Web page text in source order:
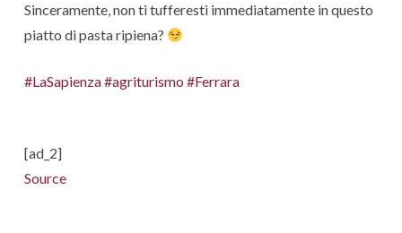
Sinceramente, non ti tufferesti immediatamente in questo
piatto di pasta ripiena?
#LaSapienza#agriturismo #Ferrara
[ad_2]
Source